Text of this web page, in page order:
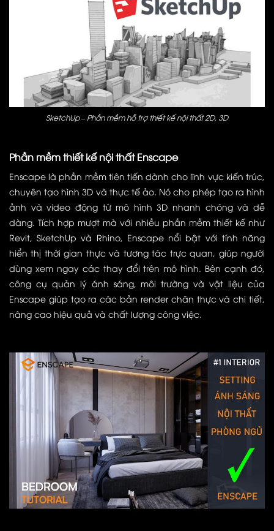
SketchUp – Phần mềm hỗ trợ thiết kế nội thất 2D, 3D
Phần mềm thiết kế nội thất Enscape
Enscape là phần mềm tiên tiến dành cho lĩnh vực kiến trúc,
chuyên tạo hình 3D và thực tế ảo. Nó cho phép tạo ra hình
ảnh và video động từ mô hình 3D nhanh chóng và dễ
dàng. Tích hợp mượt mà với nhiều phần mềm thiết kế như
Revit, SketchUp và Rhino, Enscape nổi bật với tính năng
hiển thị thời gian thực và tương tác trực quan, giúp người
dùng xem ngay các thay đổi trên mô hình. Bên cạnh đó,
công cụ quản lý ánh sáng, môi trường và vật liệu của
Enscape giúp tạo ra các bản render chân thực và chi tiết,
nâng cao hiệu quả và chất lượng công việc.